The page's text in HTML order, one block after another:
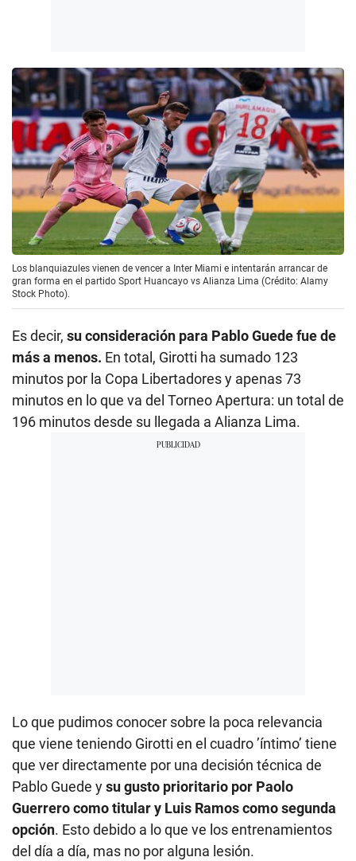
Los blanquiazules vienen de vencer a Inter Miami e intentarán arrancar de
gran forma en el partido Sport Huancayo vs Alianza Lima (Crédito: Alamy
Stock Photo).
Es decir, su consideración para Pablo Guede fue de
más a menos. En total, Girotti ha sumado 123
minutos por la Copa Libertadores y apenas 73
minutos en lo que va del Torneo Apertura: un total de
196 minutos desde su llegada a Alianza Lima.
Lo que pudimos conocer sobre la poca relevancia
que viene teniendo Girotti en el cuadro ’íntimo’ tiene
que ver directamente por una decisión técnica de
Pablo Guede ysu gusto prioritario por Paolo
Guerrero como titular y Luis Ramos como segunda
opción. Esto debido a lo que ve los entrenamientos
del día a día, mas no por alguna lesión.